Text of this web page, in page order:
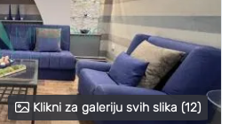
Klikni za galeriju svih slika (12)